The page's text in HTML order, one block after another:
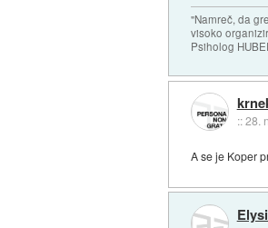
"Namreč, da
visoko
Psiholog
::28.
A se je Koper